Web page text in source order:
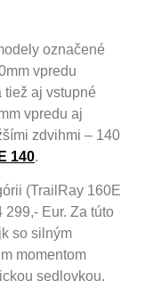
označené
vpredu
tiež aj vstupné
vpredu aj
zdvihmi – 140
140.
(TrailRay 160E
299,- Eur. Za túto
so silným
momentom
sedlovkou.